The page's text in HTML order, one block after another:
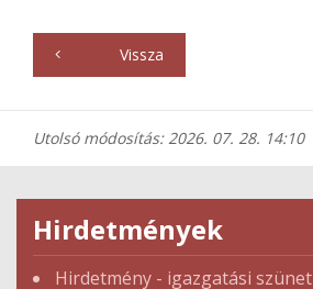
Vissza
Utolsó módosítás: 2026. 07. 28. 14:10
Hirdetmények
Hirdetmény - igazgatási szünet